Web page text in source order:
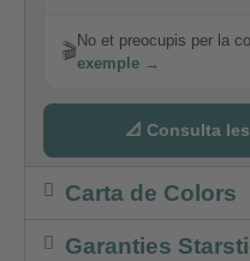
🎬
No et preocupis per la
exemple →
📐 Consulta
Carta de Colors
Garanties